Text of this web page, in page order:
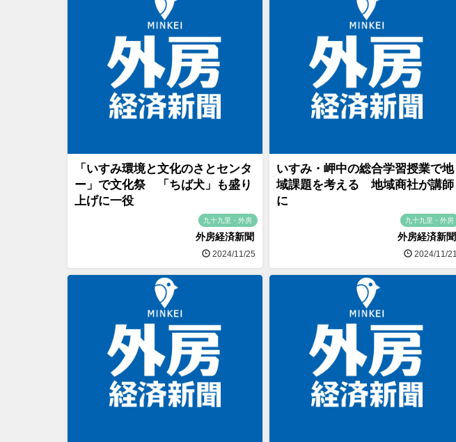
「いすみ環境と文化のさとセンタ
ー」で文化祭 「ちば犬」も盛り
上げに一役
九十九里・外房
外房経済新聞
2024/11/25
いすみ・岬中の総合学習授業で地
域課題を考える 地域商社が講師
に
九十九里・外房
外房経済新聞
2024/11/21